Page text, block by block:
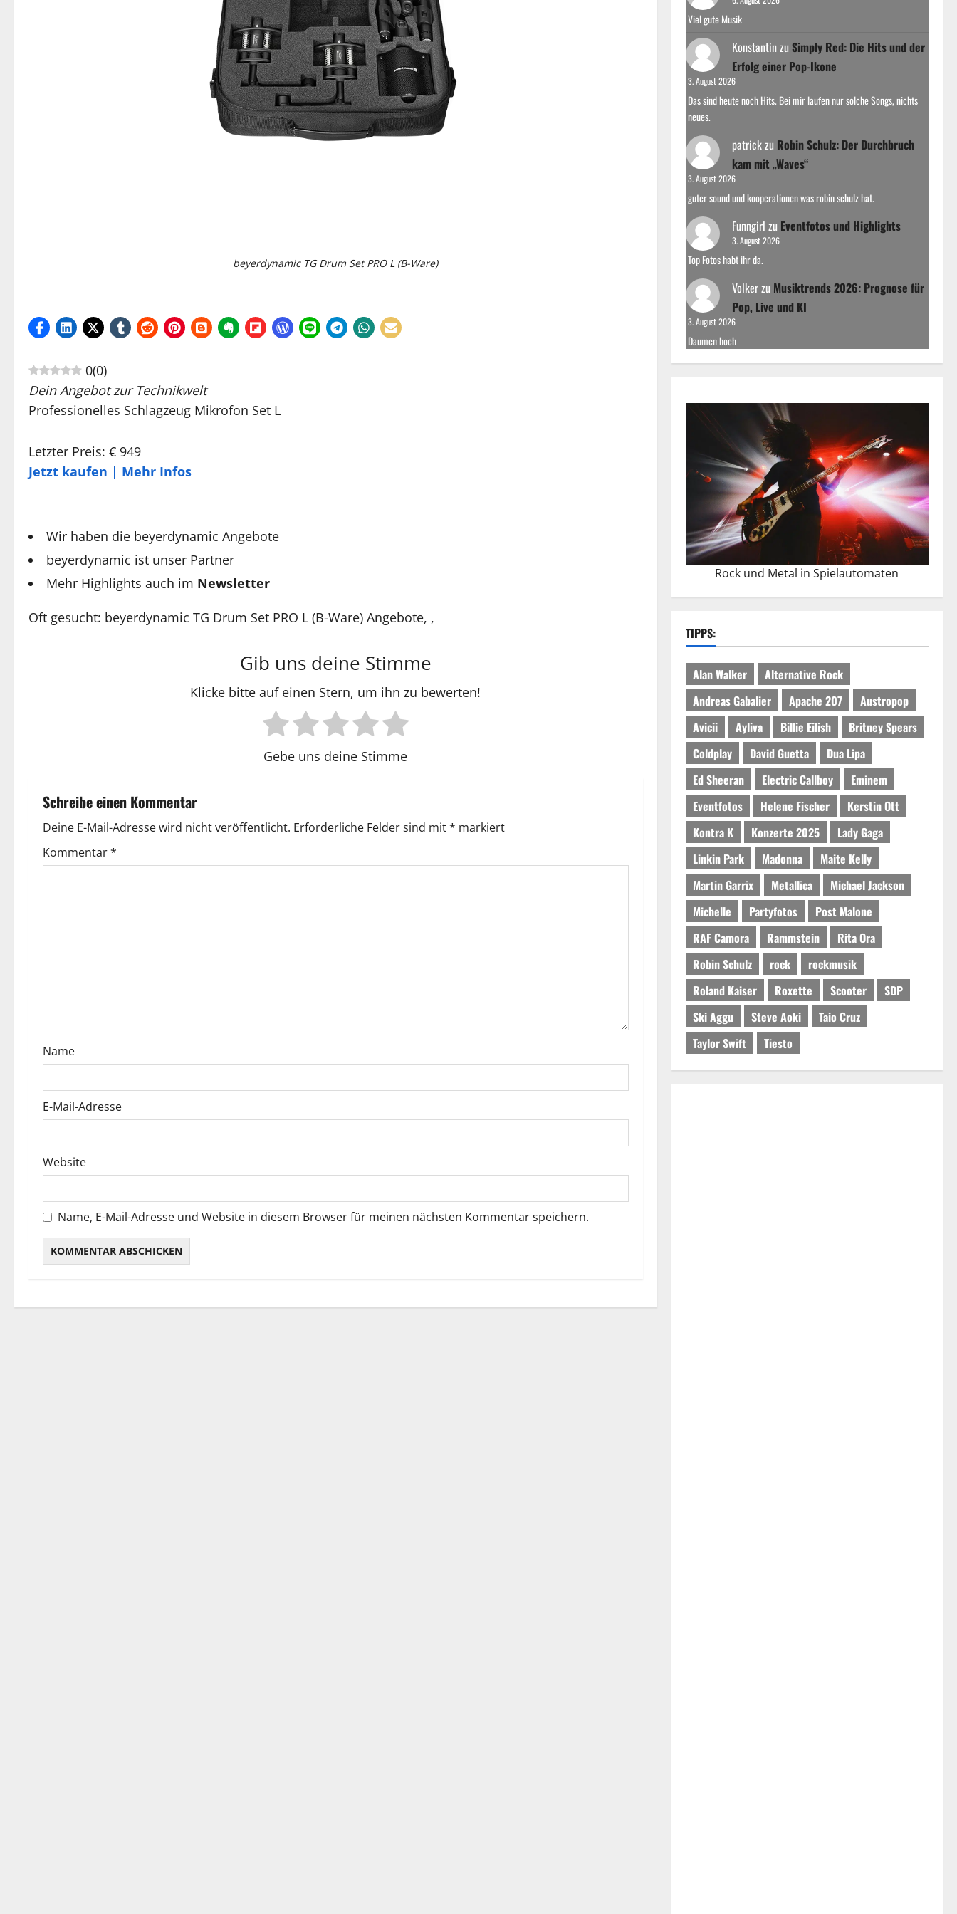
beyerdynamic TG Drum Set PRO L (B-Ware)
0(0)
Dein Angebot zur Technikwelt
Professionelles Schlagzeug Mikrofon Set L
Letzter Preis: € 949
Jetzt kaufen | Mehr Infos
Wir haben die beyerdynamic Angebote
beyerdynamic ist unser Partner
Mehr Highlights auch im Newsletter
Oft gesucht: beyerdynamic TG Drum Set PRO L (B-Ware) Angebote, ,
Gib uns deine Stimme
Klicke bitte auf einen Stern, um ihn zu bewerten!
Gebe uns deine Stimme
Schreibe einen Kommentar
Deine E-Mail-Adresse wird nicht veröffentlicht. Erforderliche Felder sind mit* markiert
Kommentar*
Name
E-Mail-Adresse
Website
Name, E-Mail-Adresse und Website in diesem Browser für meinen nächsten Kommentar speichern.
Viel gute Musik
Konstantinzu Simply Red: Die Hits und der
Erfolg einer Pop-Ikone
3. August 2026
Das sind heute noch Hits. Bei mir laufen nur solche Songs, nichts
neues.
patrickzu Robin Schulz: Der Durchbruch
kam mit „Waves“
3. August 2026
guter sound und kooperationen was robin schulz hat.
Funngirl zu Eventfotos und Highlights
3. August 2026
Top Fotos habt ihr da.
Volkerzu Musiktrends 2026: Prognose für
Pop, Live und KI
3. August 2026
Daumen hoch
Rock und Metal in Spielautomaten
TIPPS:
Alan Walker
Alternative Rock
Andreas Gabalier
Apache 207
Austropop
Avicii
Ayliva Billie Eilish
Britney Spears
Coldplay
David Guetta
Dua Lipa
Ed Sheeran
Electric Callboy
Eminem
Eventfotos
Helene Fischer
Kerstin Ott
Kontra K
Konzerte 2025
Lady Gaga
Linkin Park
Madonna
Maite Kelly
Martin Garrix
Metallica
Michael Jackson
Michelle
Partyfotos
Post Malone
RAF Camora
Rammstein
Rita Ora
Robin Schulz
rock
rockmusik
Roland Kaiser
Roxette Scooter
SDP
Ski Aggu
Steve Aoki
Taio Cruz
Taylor Swift
Tiesto